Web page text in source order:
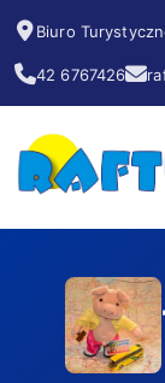
Biuro
42 6767426